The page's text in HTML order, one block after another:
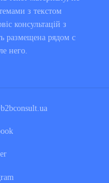
подготовленных
в дорогостоящем
расходы на
сложности.
к решению
своих клиентов,
Подробнее о них
з текстом
консультацій з
размещена рядом с
него.